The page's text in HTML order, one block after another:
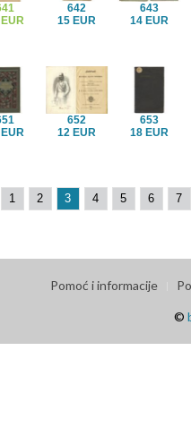
642
15 EUR
643
14 EUR
652
12 EUR
653
18 EUR
1 2 3 4 5 6 7
Pomoć i informacije
©